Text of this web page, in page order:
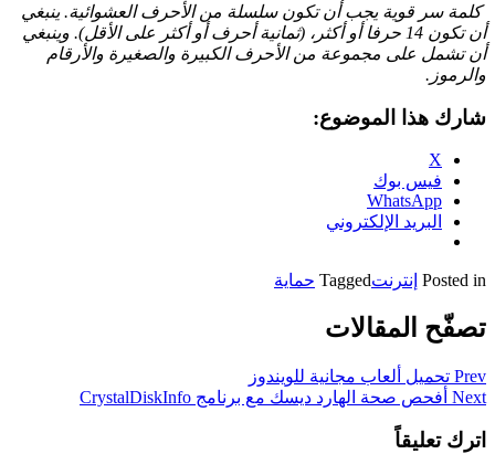
كلمة سر قوية يجب أن تكون سلسلة من الأحرف العشوائية. ينبغي
أن تكون 14 حرفا أو أكثر، (ثمانية أحرف أو أكثر على الأقل). وينبغي
أن تشمل على مجموعة من الأحرف الكبيرة والصغيرة والأرقام
والرموز.
شارك هذا الموضوع:
X
فيس بوك
WhatsApp
البريد الإلكتروني
Posted in إنترنتTagged حماية
تصفّح المقالات
Prev تحميل ألعاب مجانية للويندوز
Next أفحص صحة الهارد ديسك مع برنامج CrystalDiskInfo
اترك تعليقاً